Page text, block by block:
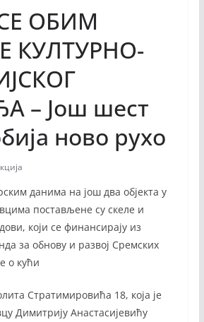
ОБИМ
КУЛТУРНО-
– Још шест
ново рухо
данима на још два објекта у
постављене су скеле и
који се финансирају из
за обнову и развој Сремских
о кући
Стратимировића 18, која је
Димитрију Анастасијевићу